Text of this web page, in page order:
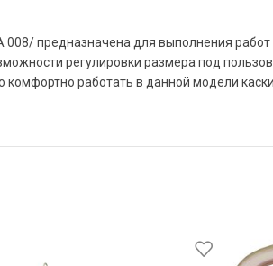
008/ предназначена для выполнения
регулировки размера под
работать в данной модели каски.